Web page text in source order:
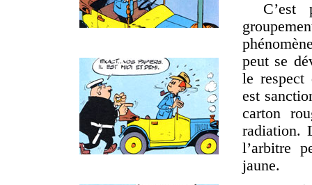
C’est
peut se
le respect
est
carton
radiation.
l’arbitre
jaune.